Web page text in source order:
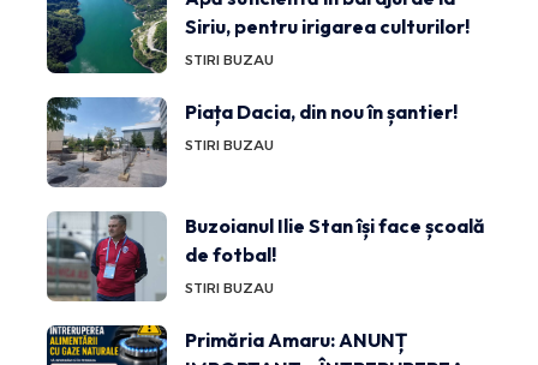
Siriu, pentru irigarea culturilor!
STIRI BUZAU
Piața Dacia, din nou în șantier!
STIRI BUZAU
Buzoianul Ilie Stan își face școală
de fotbal!
STIRI BUZAU
Primăria Amaru: ANUNȚ